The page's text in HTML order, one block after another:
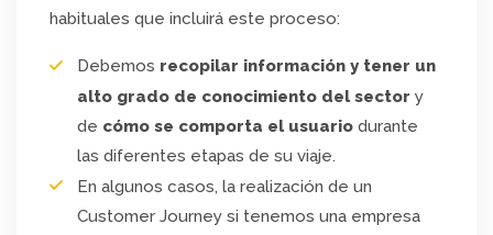
habituales que incluirá este proceso:
Debemos recopilar información y tener un
alto grado de conocimiento del sector y
de cómo se comporta el usuario durante
las diferentes etapas de su viaje.
En algunos casos, la realización de un
Customer Journey si tenemos una empresa